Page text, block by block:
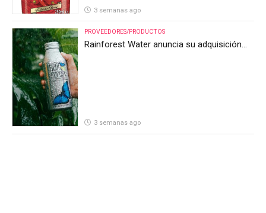
3 semanas ago
PROVEEDORES/PRODUCTOS
Rainforest Water anuncia su adquisición
3 semanas ago